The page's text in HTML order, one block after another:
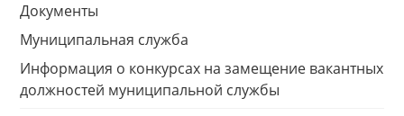
Документы
Муниципальная служба
Информация о конкурсах на замещение вакантных
должностей муниципальной службы